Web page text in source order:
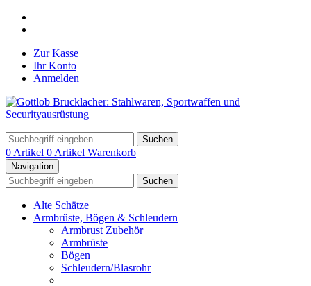
Zur Kasse
Ihr Konto
Anmelden
Suchen
0 Artikel 0 Artikel Warenkorb
Navigation
Suchen
Alte Schätze
Armbrüste, Bögen & Schleudern
Armbrust Zubehör
Armbrüste
Bögen
Schleudern/Blasrohr